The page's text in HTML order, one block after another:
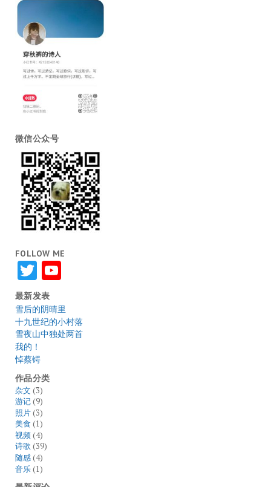
微信公众号
FOLLOW ME
TwitterYouTube
最新发表
雪后的阴晴里
十九世纪的小村落
雪夜山中独处两首
我的！
悼蔡锷
作品分类
杂文 (3)
游记(9)
照片(3)
美食 (1)
视频(4)
诗歌(39)
随感(4)
音乐(1)